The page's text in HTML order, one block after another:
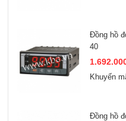
Đồng hồ
40
Khuyến
Đồng hồ